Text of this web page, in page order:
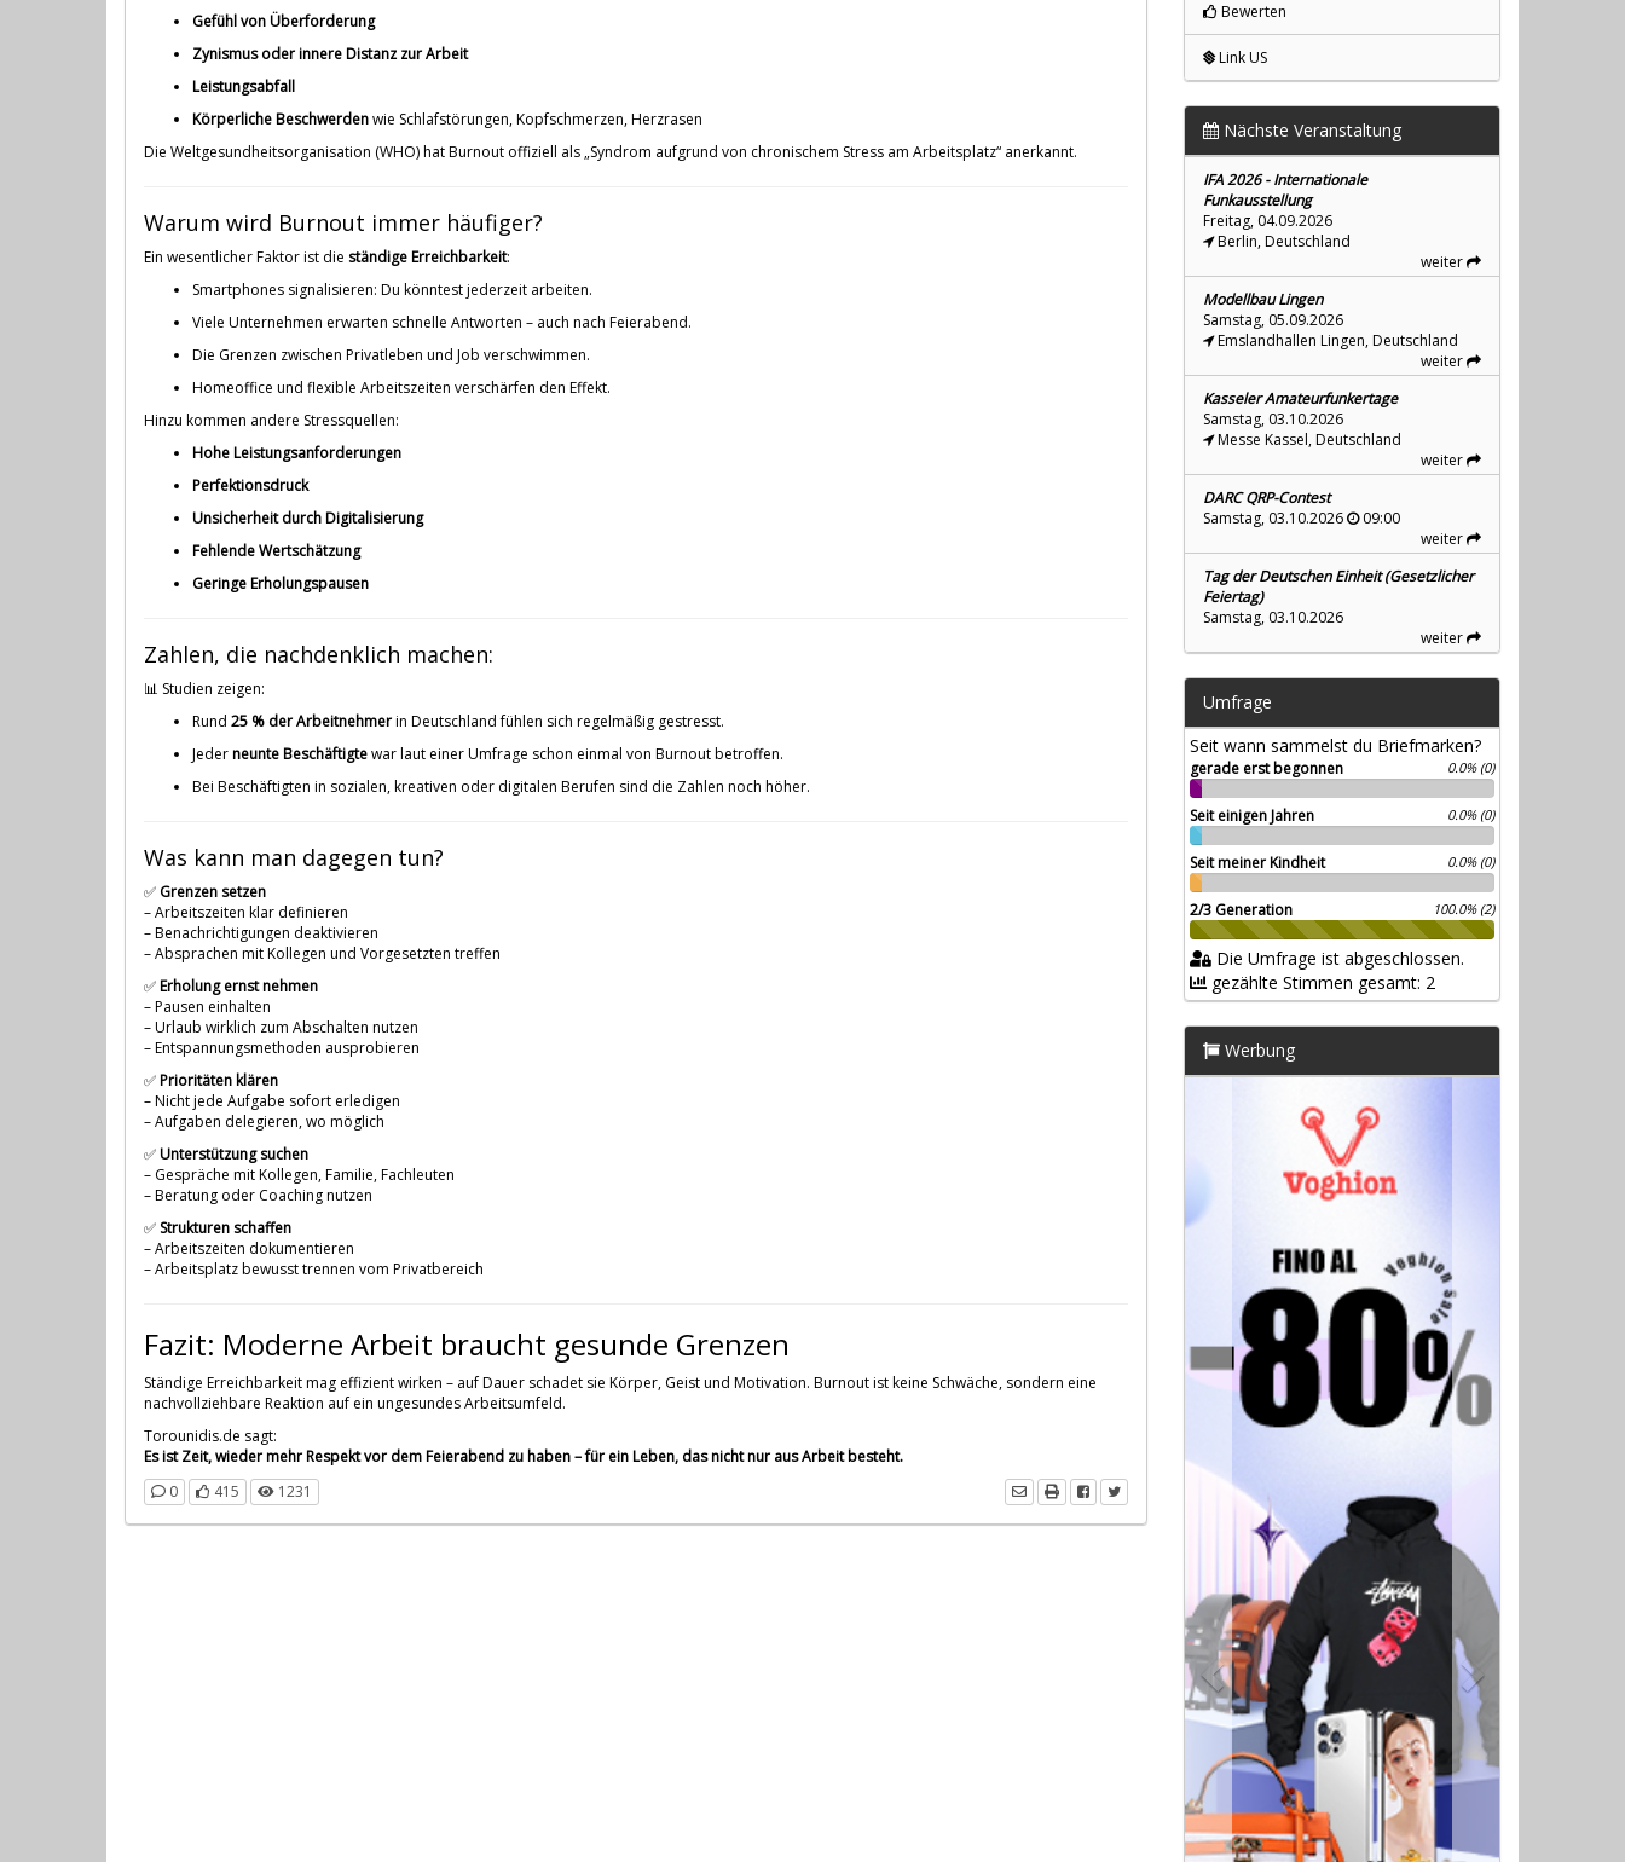
Gefühl von Überforderung
Zynismus oder innere Distanz zur Arbeit
Leistungsabfall
Körperliche Beschwerdenwie Schlafstörungen, Kopfschmerzen, Herzrasen
Die Weltgesundheitsorganisation (WHO) hat Burnout offiziell als „Syndrom aufgrund von chronischem Stress am Arbeitsplatz“ anerkannt.
Warum wird Burnout immer häufiger?
Ein wesentlicher Faktor ist die ständige Erreichbarkeit:
Smartphones signalisieren: Du könntest jederzeit arbeiten.
Viele Unternehmen erwarten schnelle Antworten – auch nach Feierabend.
Die Grenzen zwischen Privatleben und Job verschwimmen.
Homeoffice und flexible Arbeitszeiten verschärfen den Effekt.
Hinzu kommen andere Stressquellen:
Hohe Leistungsanforderungen
Perfektionsdruck
Unsicherheit durch Digitalisierung
Fehlende Wertschätzung
Geringe Erholungspausen
Zahlen, die nachdenklich machen:
📊 Studien zeigen:
Rund 25 % der Arbeitnehmerin Deutschland fühlen sich regelmäßig gestresst.
Jederneunte Beschäftigtewar laut einer Umfrage schon einmal von Burnout betroffen.
Bei Beschäftigten in sozialen, kreativen oder digitalen Berufen sind die Zahlen noch höher.
Was kann man dagegen tun?
✅ Grenzen setzen
– Arbeitszeiten klar definieren
– Benachrichtigungen deaktivieren
– Absprachen mit Kollegen und Vorgesetzten treffen
✅Erholung ernst nehmen
– Pausen einhalten
– Urlaub wirklich zum Abschalten nutzen
– Entspannungsmethoden ausprobieren
✅Prioritäten klären
– Nicht jede Aufgabe sofort erledigen
– Aufgaben delegieren, wo möglich
✅Unterstützung suchen
– Gespräche mit Kollegen, Familie, Fachleuten
– Beratung oder Coaching nutzen
✅ Strukturen schaffen
– Arbeitszeiten dokumentieren
– Arbeitsplatz bewusst trennen vom Privatbereich
Fazit: Moderne Arbeit braucht gesunde Grenzen
Ständige Erreichbarkeit mag effizient wirken – auf Dauer schadet sie Körper, Geist und Motivation. Burnout ist keine Schwäche, sondern eine
nachvollziehbare Reaktion auf ein ungesundes Arbeitsumfeld.
Torounidis.de sagt:
Es ist Zeit, wieder mehr Respekt vor dem Feierabend zu haben – für ein Leben, das nicht nur aus Arbeit besteht.
0
415 1231
Bewerten
Link US
Nächste Veranstaltung
IFA 2026 - Internationale
Funkausstellung
Freitag, 04.09.2026
Berlin, Deutschland
weiter
Modellbau Lingen
Samstag, 05.09.2026
Emslandhallen Lingen, Deutschland
weiter
Kasseler Amateurfunkertage
Samstag, 03.10.2026
Messe Kassel, Deutschland
weiter
DARC QRP-Contest
Samstag, 03.10.2026
09:00
weiter
Tag der Deutschen Einheit (Gesetzlicher
Feiertag)
Samstag, 03.10.2026
weiter
Umfrage
Seit wann sammelst du Briefmarken?
gerade erst begonnen 0.0% (0)
Seit einigen Jahren 0.0% (0)
Seit meiner Kindheit 0.0% (0)
2/3 Generation 100.0% (2)
Die Umfrage ist abgeschlossen.
gezählte Stimmen gesamt: 2
Werbung